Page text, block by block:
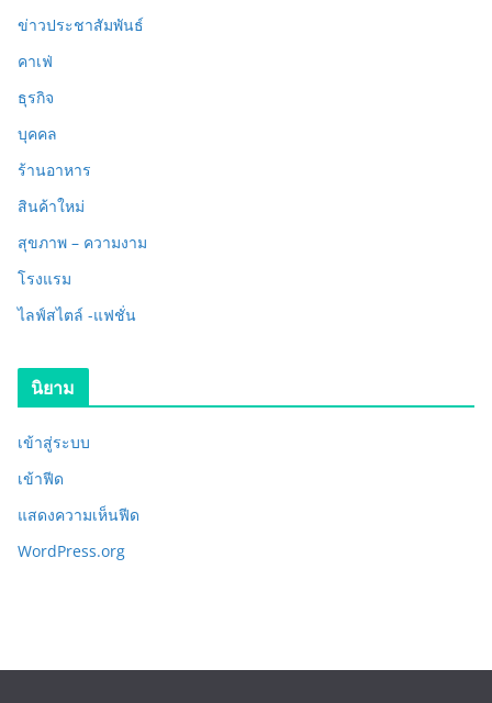
ข่าวประชาสัมพันธ์
คาเฟ่
ธุรกิจ
บุคคล
ร้านอาหาร
สินค้าใหม่
สุขภาพ – ความงาม
โรงแรม
ไลฟ์สไตล์ -แฟชั่น
นิยาม
เข้าสู่ระบบ
เข้าฟีด
แสดงความเห็นฟีด
WordPress.org